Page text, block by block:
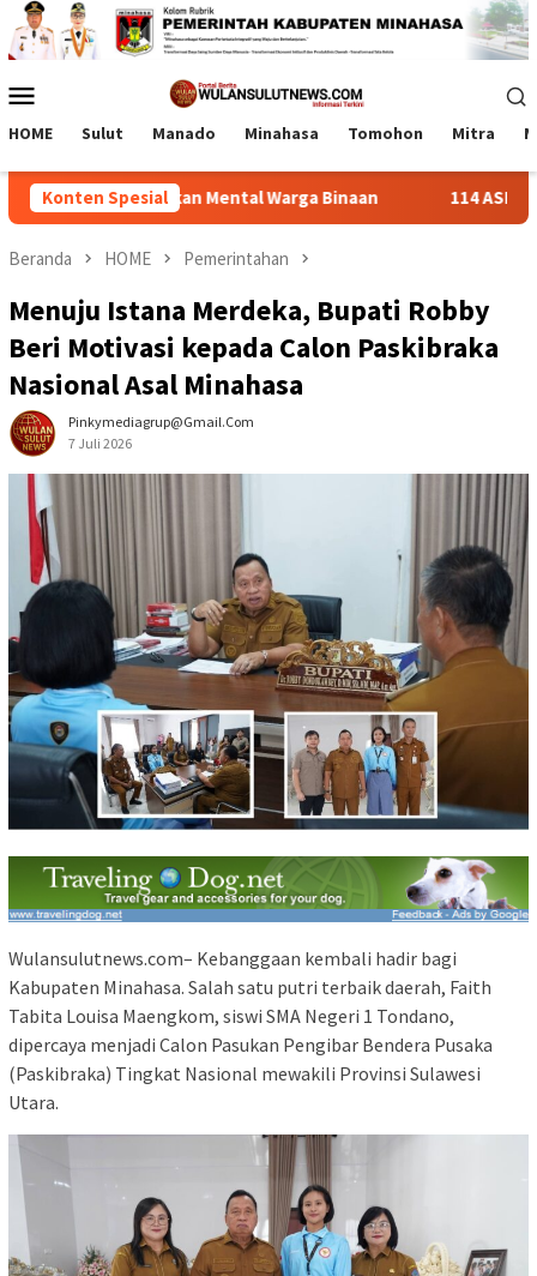
Loncat
ke
konten
Mobile
HOME Sulut Manado Minahasa Tomohon Mitra
Konten Spesial
Pulihkan Mental Warga Binaan 114 ASN Dilantik
Beranda HOME Pemerintahan
Menuju Istana Merdeka, Bupati Robby
Beri Motivasi kepada Calon Paskibraka
Nasional Asal Minahasa
Pinkymediagrup@gmail.com
7 Juli 2026
Wulansulutnews.com– Kebanggaan kembali hadir bagi
Kabupaten Minahasa. Salah satu putri terbaik daerah, Faith
Tabita Louisa Maengkom, siswi SMA Negeri 1 Tondano,
dipercaya menjadi Calon Pasukan Pengibar Bendera Pusaka
(Paskibraka) Tingkat Nasional mewakili Provinsi Sulawesi
Utara.